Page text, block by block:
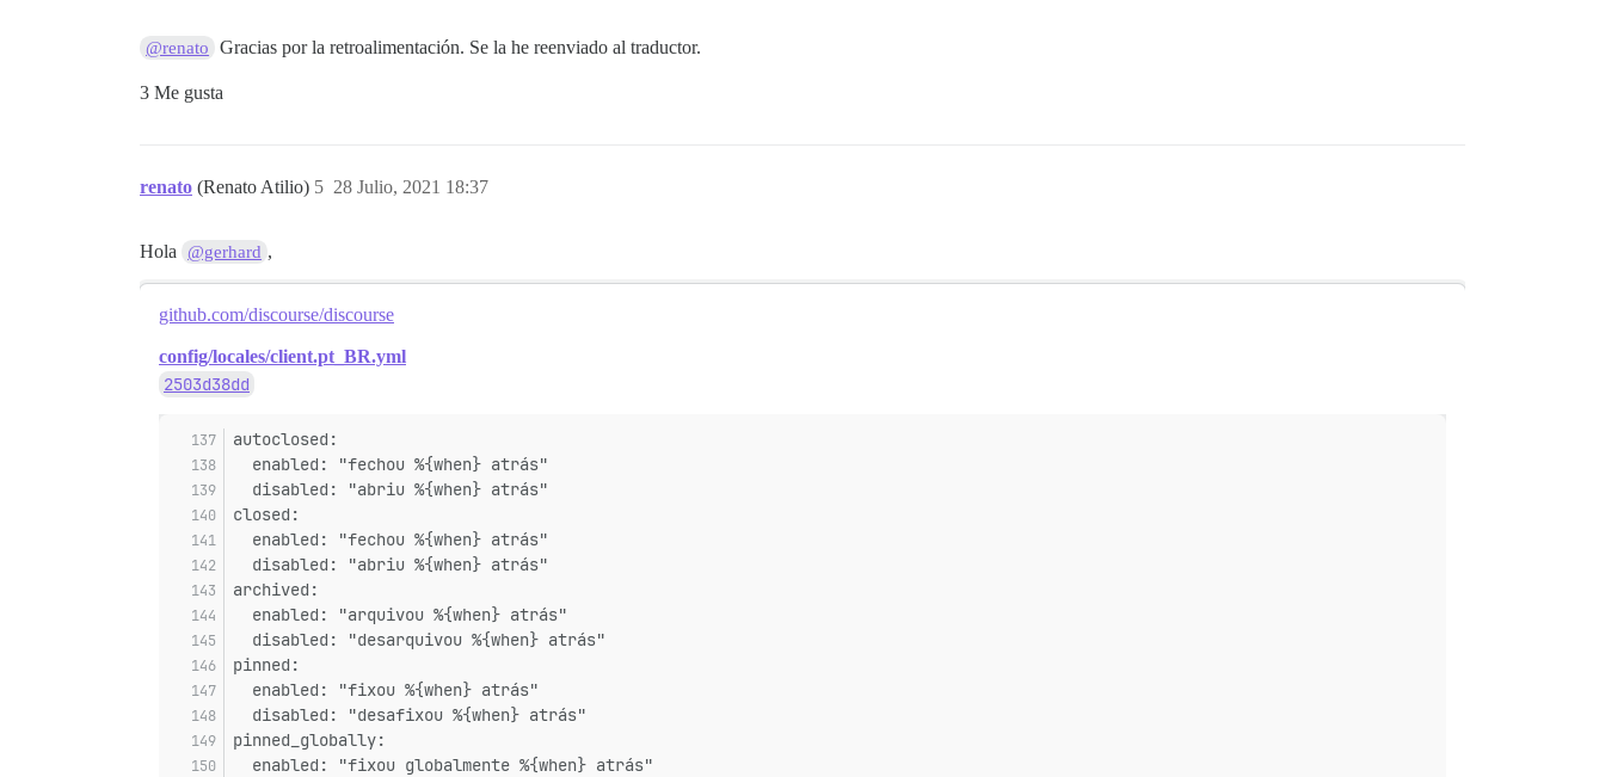
@renato Gracias por la retroalimentación. Se la he reenviado al traductor.
3 Me gusta
renato (Renato Atilio) 28 Julio, 2021 18:37
5
Hola @gerhard ,
github.com/discourse/discourse
config/locales/client.pt_BR.yml
2503d38dd
autoclosed:
  enabled: "fechou %{when} atrás"
  disabled: "abriu %{when} atrás"
closed:
  enabled: "fechou %{when} atrás"
  disabled: "abriu %{when} atrás"
archived:
  enabled: "arquivou %{when} atrás"
  disabled: "desarquivou %{when} atrás"
pinned:
  enabled: "fixou %{when} atrás"
  disabled: "desafixou %{when} atrás"
pinned_globally:
  enabled: "fixou globalmente %{when} atrás"